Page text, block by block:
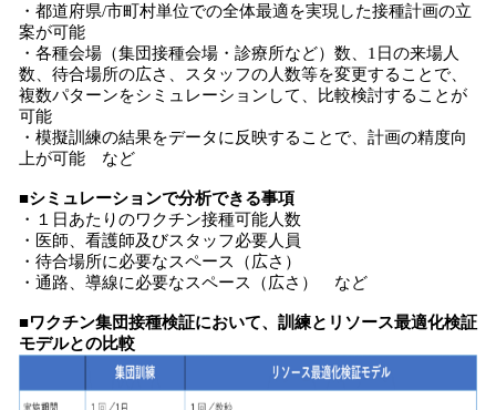
・都道府県/市町村単位での全体最適を実現した接種計画の立
案が可能
・各種会場（集団接種会場・診療所など）数、1日の来場人
数、待合場所の広さ、スタッフの人数等を変更することで、
複数パターンをシミュレーションして、比較検討することが
可能
・模擬訓練の結果をデータに反映することで、計画の精度向
上が可能 など
■シミュレーションで分析できる事項
・１日あたりのワクチン接種可能人数​
・医師、看護師及びスタッフ必要人員​
・待合場所に必要なスペース（広さ）​
・通路、導線に必要なスペース（広さ） など
■ワクチン集団接種検証において、訓練とリソース最適化検証
モデルとの比較